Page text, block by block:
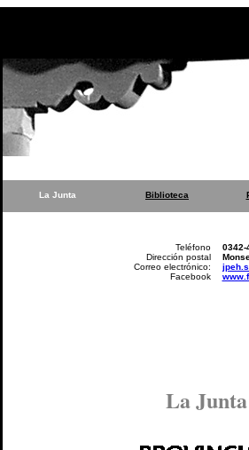
La Junta Biblioteca
Teléfono
Dirección postal
Correo electrónico:
Facebook
0342-
La Junta